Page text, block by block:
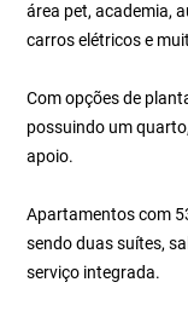
área pet, academia,
carros elétricos e
Com opções de
possuindo um
apoio.
Apartamentos com
sendo duas suítes,
serviço integrada.